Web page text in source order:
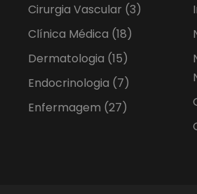
Cirurgia Vascular (3)
Clínica Médica (18)
Dermatologia (15)
Endocrinologia (7)
Enfermagem (27)